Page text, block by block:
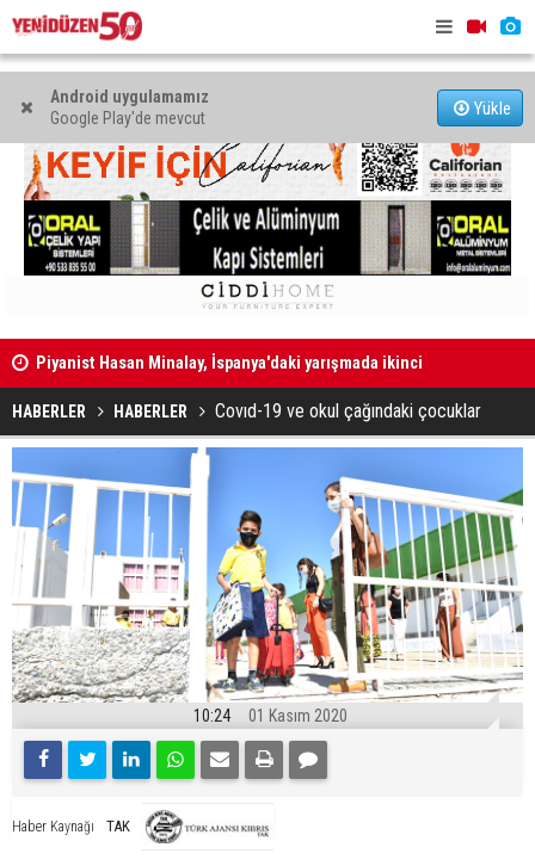
Android uygulamamız
Google Play'de mevcut
Yükle
Piyanist Hasan Minalay, İspanya'daki yarışmada ikinci
oldu
Meta'ya çocuk güvenliği davasında yarım milyar dolar
biletini
HABERLER HABERLER Covıd-19 ve okul çağındaki çocuklar
10:24 01 Kasım 2020
Haber Kaynağı TAK